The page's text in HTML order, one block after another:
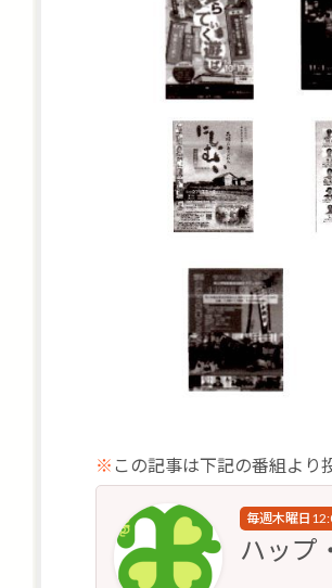
※ この記事は下記の番組より
毎週木曜日
ハップ